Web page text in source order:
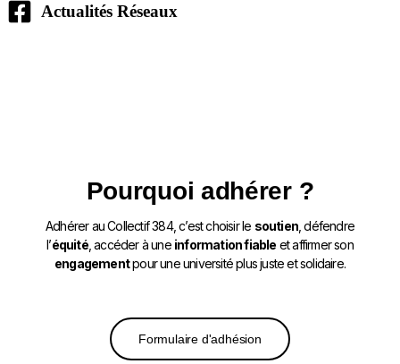
Actualités Réseaux
Pourquoi adhérer ?
Adhérer au Collectif 384, c’est choisir le soutien , défendre
l’équité, accéder à une information fiable et affirmer son
engagementpour une université plus juste et solidaire.
Formulaire d'adhésion